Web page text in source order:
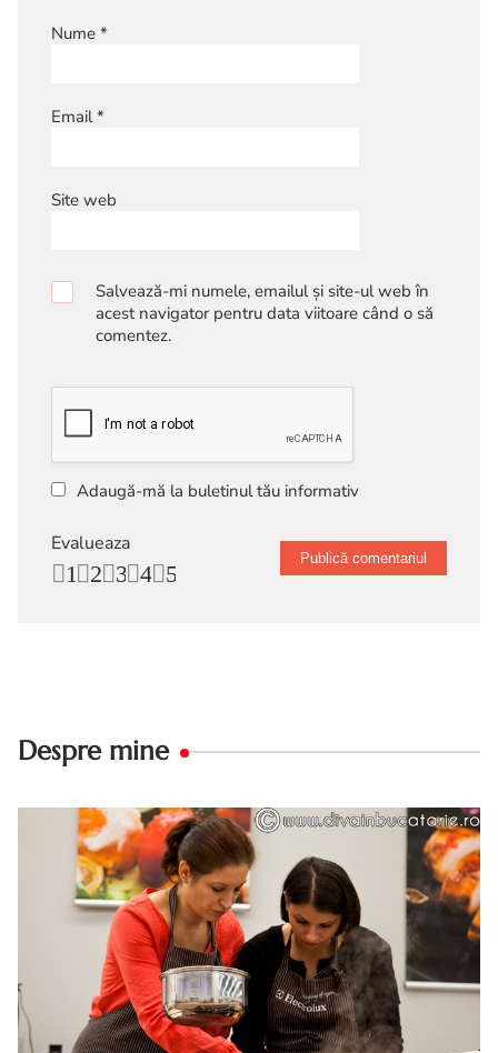
Nume *
Email*
Site web
Salvează-mi numele, emailul și site-ul web în
acest navigator pentru data viitoare când o să
comentez.
Adaugă-mă la buletinul tău informativ
Evalueaza
5
4
3
2
1
Despre mine